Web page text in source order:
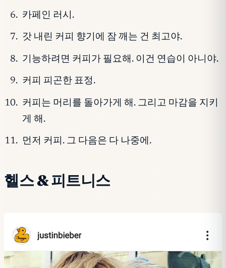
카페인 러시.
갓 내린 커피 향기에 잠 깨는 건 최고야.
기능하려면 커피가 필요해. 이건 연습이 아니야.
커피 피곤한 표정.
커피는 머리를 돌아가게 해. 그리고 마감을 지키
게 해.
먼저 커피. 그 다음은 다 나중에.
헬스 & 피트니스